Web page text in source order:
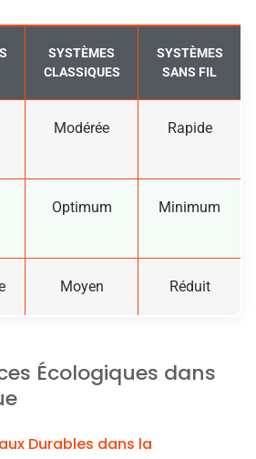
SYSTÈMES
CLASSIQUES
SYSTÈMES
SANS FIL
Modérée Rapide
Optimum Minimum
Moyen Réduit
Écologiques dans
Durables dans la